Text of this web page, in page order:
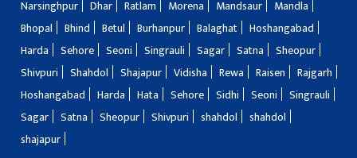
Narsinghpur
Dhar Ratlam Morena Mandsaur
Mandla
Bhopal
Bhind Betul Burhanpur Balaghat
Hoshangabad
Harda
Sehore Seoni Singrauli Sagar Satna
Sheopur
Shivpuri
Shahdol Shajapur Vidisha Rewa Raisen
Rajgarh
Hoshangabad
Harda Hata Sehore Sidhi Seoni
Singrauli
Sagar
Satna Sheopur Shivpuri shahdol
shahdol
shajapur